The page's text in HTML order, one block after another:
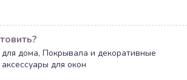
дома, Покрывала и декоративные
для окон